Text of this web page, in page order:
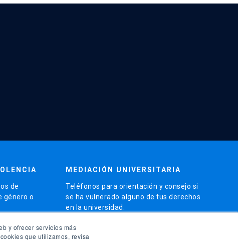
y ofrecer servicios más
que utilizamos, revisa
de
género o
MEDIACIÓN UNIVERSITARIA
Teléfonos para orientación y consejo si
se ha vulnerado alguno de tus derechos
en la universidad.
phone